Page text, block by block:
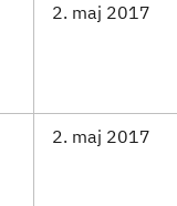
2. maj 2017
2. maj 2017